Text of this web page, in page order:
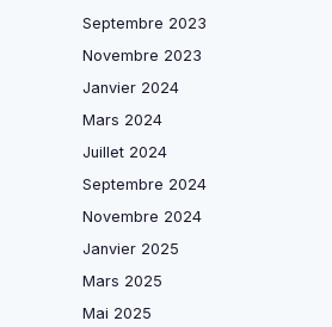
Septembre 2023
Novembre 2023
Janvier 2024
Mars 2024
Juillet 2024
Septembre 2024
Novembre 2024
Janvier 2025
Mars 2025
Mai 2025